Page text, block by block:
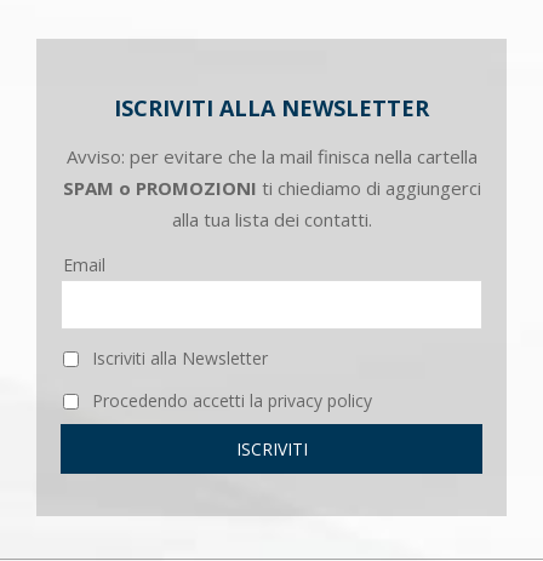
ISCRIVITI ALLA NEWSLETTER
Avviso: per evitare che la mail finisca nella cartella
SPAM o PROMOZIONI ti chiediamo di aggiungerci
alla tua lista dei contatti.
Email
Iscriviti alla Newsletter
Procedendo accetti la privacy policy